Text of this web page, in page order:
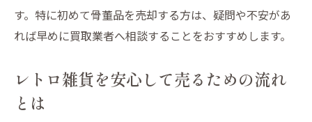
す。特に初めて骨董品を売却する方は、疑問や不安があ
れば早めに買取業者へ相談することをおすすめします。
レトロ雑貨を安心して売るための流れ
とは